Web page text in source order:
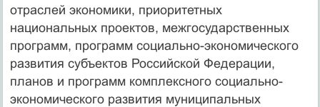
отраслей экономики, приоритетных
национальных проектов, межгосударственных
программ, программ социально-экономического
развития субъектов Российской Федерации,
планов и программ комплексного социально-
экономического развития муниципальных